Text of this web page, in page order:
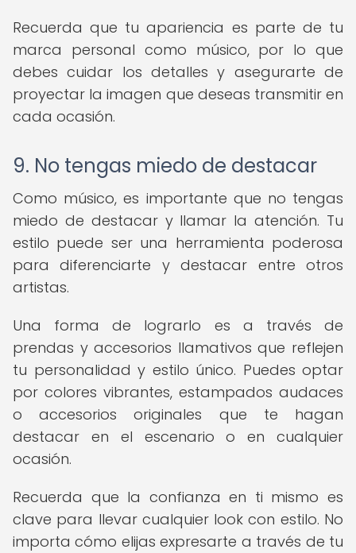
Recuerda que tu apariencia es parte de tu
marca personal como músico, por lo que
debes cuidar los detalles y asegurarte de
proyectar la imagen que deseas transmitir en
cada ocasión.
9. No tengas miedo de destacar
Como músico, es importante que no tengas
miedo de destacar y llamar la atención. Tu
estilo puede ser una herramienta poderosa
para diferenciarte y destacar entre otros
artistas.
Una forma de lograrlo es a través de
prendas y accesorios llamativos que reflejen
tu personalidad y estilo único. Puedes optar
por colores vibrantes, estampados audaces
o accesorios originales que te hagan
destacar en el escenario o en cualquier
ocasión.
Recuerda que la confianza en ti mismo es
clave para llevar cualquier look con estilo. No
importa cómo elijas expresarte a través de tu